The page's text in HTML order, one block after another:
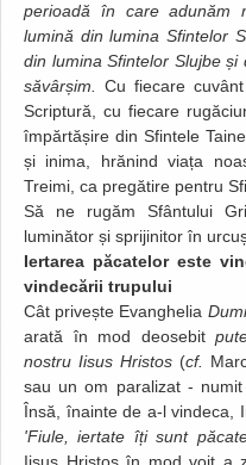
perioadă în care adunăm
lumină din lumina Sfintelor
din lumina Sfintelor Slujbe
săvârșim. Cu fiecare
Scriptură, cu fiecare
împărtășire din Sfintele
și inima, hrănind viața
Treimi, ca pregătire pentru
Să ne rugăm Sfântului
luminător și sprijinitor în
Iertarea păcatelor este
vindecării trupului
Cât privește Evanghelia
arată în mod deosebit
nostru Iisus Hristos(cf.
sau un om paralizat - numit
Însă, înainte de a-l vindeca,
'Fiule, iertate îți sunt